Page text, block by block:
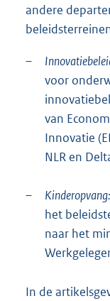
andere
–
voor
van
Innovatie
NLR en
– Kinderopvang:
het
naar het
In de